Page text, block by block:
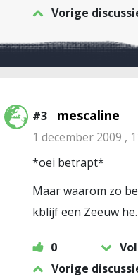
Vorige
#3 mescaline
1 december 2009 ,
*oei betrapt*
Maar waarom zo
kblijf een Zeeuw he.
0
Vorige